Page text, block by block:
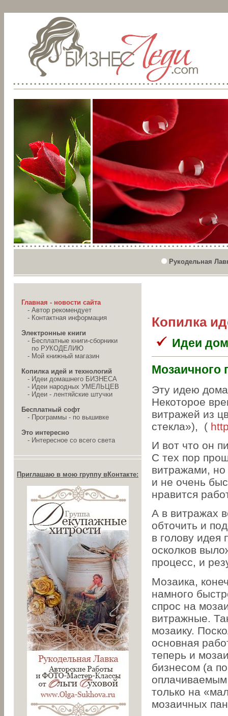
Рукодельная
Главная - новости сайта
- Автор рекомендует
- Контактная информация
Электронные книги
- Бесплатные книги-сборники
по РУКОДЕЛИЮ
- Мой книжный магазин
Копилка идей и технологий
- Идеи домашнего БИЗНЕСА
- Идеи народных УМЕЛЬЦЕВ
- Идеи - лентяйские штучки
Бесплатный софт
- Программы - по вышивке
Это интересно
- Интересное со всего света
Приглашаю в мою группу вКонтакте:
Копилка
Идеи
Мозаичного
Эту идею
Некоторое
витражей из
стекла»), (
И вот что он
С тех пор
витражами, но
и не очень
нравится
А в витражах
обточить и
в голову идея
осколков
процесс, и
Мозаика,
намного
спрос на
витражные.
мозаику.
основная
теперь и
бизнесом (а
только на
мозаичных